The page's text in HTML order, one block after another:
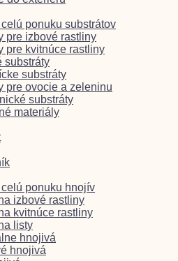
ponuku substrátov
pre izbové rastliny
pre kvitnúce rastliny
substráty
substráty
pre ovocie a zeleninu
substráty
materiály
ponuku hnojív
izbové rastliny
kvitnúce rastliny
listy
hnojivá
hnojivá